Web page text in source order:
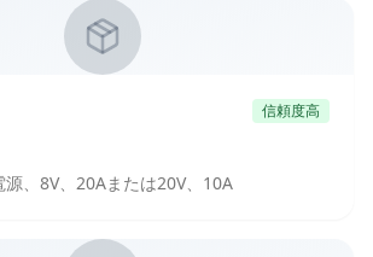
信頼度高
、8V、20Aまたは20V、10A